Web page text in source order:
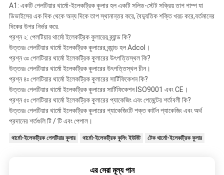
A1: একটি পেলটিয়ার থার্মো-ইলেকট্রিক কুলার হল একটি সলিড-স্টেট সক্রিয় তাপ পাম্প যা
ডিভাইসের এক দিক থেকে অন্য দিকে তাপ স্থানান্তর করে, বৈদ্যুতিক শক্তি খরচ করে,বর্তমানের
দিকের উপর নির্ভর করে.
প্রশ্ন ২: পেলটিয়ার থার্মো ইলেকট্রিক কুলারের ব্র্যান্ড কি?
উত্তরঃ পেলটিয়ার থার্মো ইলেকট্রিক কুলারের ব্র্যান্ড হল Adcol।
প্রশ্ন ৩ঃ পেলটিয়ার থার্মো ইলেকট্রিক কুলারের উৎপত্তিস্থল কি?
উত্তরঃ পেলটিয়ার থার্মো ইলেকট্রিক কুলারের উৎপত্তিস্থল চীন।
প্রশ্ন ৪ঃ পেলটিয়ার থার্মো ইলেকট্রিক কুলারের সার্টিফিকেশন কি?
উত্তরঃ পেলটিয়ার থার্মো ইলেকট্রিক কুলারের সার্টিফিকেশন ISO9001 এবং CE।
প্রশ্ন ৫ঃ পেলটিয়ার থার্মো ইলেকট্রিক কুলারের প্যাকেজিং এবং পেমেন্টের শর্তাবলী কি?
উত্তরঃ পেলটিয়ার থার্মো ইলেকট্রিক কুলারের প্যাকেজিংটি শক্ত কার্টন প্যাকেজিং এবং অর্থ
প্রদানের শর্তগুলি টি / টি এবং পেপাল।
থার্মো-ইলেকট্রিক পেলটিয়ার কুলার থার্মো-ইলেকট্রিক কুলিং ইউনিট টেক থার্মো-ইলেকট্রিক কুলার
এর সেরা মূল্য পান